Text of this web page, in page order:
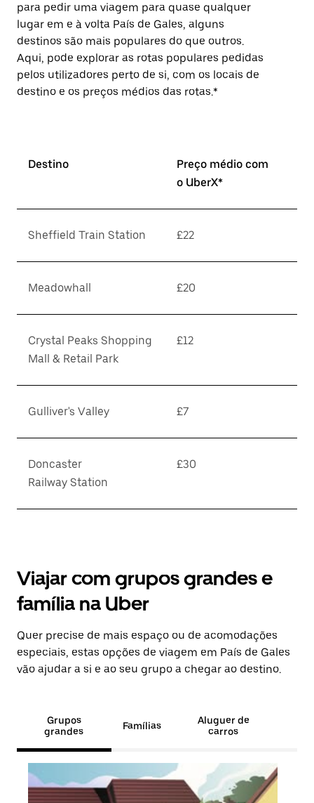
para pedir uma viagem para quase qualquer
lugar em e à volta País de Gales, alguns
destinos são mais populares do que outros.
Aqui, pode explorar as rotas populares pedidas
pelos utilizadores perto de si, com os locais de
destino e os preços médios das rotas.*
Destino
Preço médio com
o UberX*
Sheffield Train Station £22
Meadowhall £20
Crystal Peaks Shopping
Mall & Retail Park
£12
Gulliver's Valley £7
Doncaster
Railway Station
£30
Viajar com grupos grandes e
família na Uber
Quer precise de mais espaço ou de acomodações
especiais, estas opções de viagem em País de Gales
vão ajudar a si e ao seu grupo a chegar ao destino.
Grupos
grandes
Famílias
Aluguer de
carros